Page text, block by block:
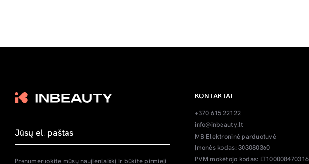
Prenumeruokite mūsų naujienlaiškį ir būkite pirmieji
KONTAKTAI
+370 615 22122
info@inbeauty.lt
MB Elektroninė parduotuvė
Įmonės kodas: 303080360
PVM mokėtojo kodas: LT100008470316